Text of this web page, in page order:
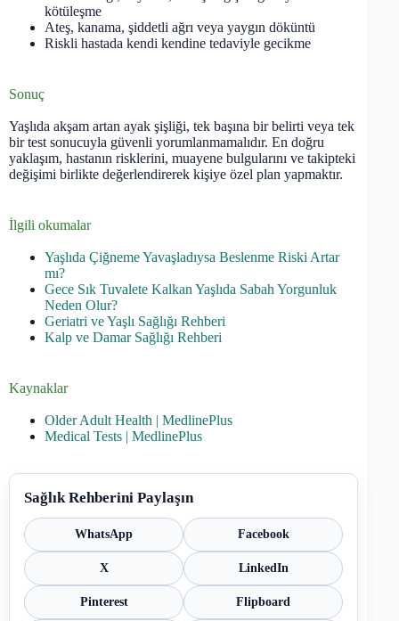
kötüleşme
Ateş, kanama, şiddetli ağrı veya yaygın döküntü
Riskli hastada kendi kendine tedaviyle gecikme
Sonuç
Yaşlıda akşam artan ayak şişliği, tek başına bir belirti veya tek
bir test sonucuyla güvenli yorumlanmamalıdır. En doğru
yaklaşım, hastanın risklerini, muayene bulgularını ve takipteki
değişimi birlikte değerlendirerek kişiye özel plan yapmaktır.
İlgili okumalar
Yaşlıda Çiğneme Yavaşladıysa Beslenme Riski Artar
mı?
Gece Sık Tuvalete Kalkan Yaşlıda Sabah Yorgunluk
Neden Olur?
Geriatri ve Yaşlı Sağlığı Rehberi
Kalp ve Damar Sağlığı Rehberi
Kaynaklar
Older Adult Health | MedlinePlus
Medical Tests | MedlinePlus
Sağlık Rehberini Paylaşın
WhatsApp Facebook
X LinkedIn
Pinterest Flipboard